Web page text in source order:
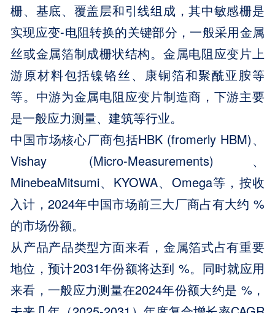
栅、基底、覆盖层和引线组成，其中敏感栅是
实现应变-电阻转换的关键部分，一般采用金属
丝或金属箔制成栅状结构。金属电阻应变片上
游原材料包括镍铬丝、康铜箔和聚酰亚胺等
等。中游为金属电阻应变片制造商，下游主要
是一般应力测量、建筑等行业。
中国市场核心厂商包括HBK (fromerly HBM)、
Vishay (Micro-Measurements)、
MinebeaMitsumi、KYOWA、Omega等，按收
入计，2024年中国市场前三大厂商占有大约 %
的市场份额。
从产品产品类型方面来看，金属箔式占有重要
地位，预计2031年份额将达到 %。同时就应用
来看，一般应力测量在2024年份额大约是 %，